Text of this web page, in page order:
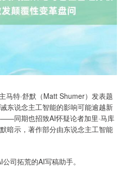
特·舒默（Matt Shumer）发表题
东说念主工智能的影响可能逾越新
同期也招致AI怀疑论者加里·马库
示，著作部分由东说念主工智能
拓荒的AI写稿助手。